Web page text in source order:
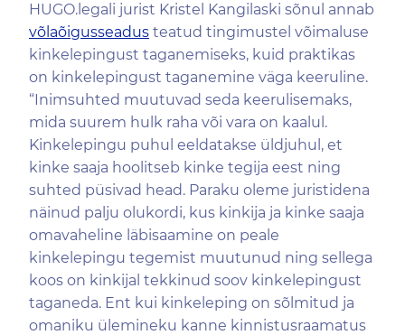
HUGO.legali jurist Kristel Kangilaski sõnul annab
võlaõigusseadus teatud tingimustel võimaluse
kinkelepingust taganemiseks, kuid praktikas
on kinkelepingust taganemine väga keeruline.
“Inimsuhted muutuvad seda keerulisemaks,
mida suurem hulk raha või vara on kaalul.
Kinkelepingu puhul eeldatakse üldjuhul, et
kinke saaja hoolitseb kinke tegija eest ning
suhted püsivad head. Paraku oleme juristidena
näinud palju olukordi, kus kinkija ja kinke saaja
omavaheline läbisaamine on peale
kinkelepingu tegemist muutunud ning sellega
koos on kinkijal tekkinud soov kinkelepingust
taganeda. Ent kui kinkeleping on sõlmitud ja
omaniku ülemineku kanne kinnistusraamatus